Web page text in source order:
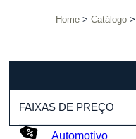
Home Catálogo
FAIXAS DE PREÇO
Automotivo